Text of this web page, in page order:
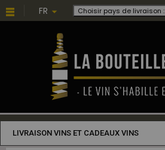
FR Choisir pays de livraison :
LIVRAISON VINS ET CADEAUX VINS